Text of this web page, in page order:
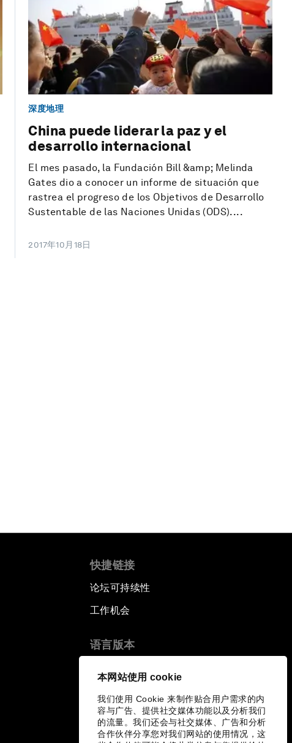
本网站使用 cookie
我们使用 Cookie 来制作贴合用户需求的内
容与广告、提供社交媒体功能以及分析我们
的流量。我们还会与社交媒体、广告和分析
合作伙伴分享您对我们网站的使用情况，这
深度地理
China puede liderar la paz y el
desarrollo internacional
El mes pasado, la Fundación Bill &amp; Melinda
Gates dio a conocer un informe de situación que
rastrea el progreso de los Objetivos de Desarrollo
Sustentable de las Naciones Unidas (ODS)....
2017年10月18日
快捷链接
论坛可持续性
工作机会
语言版本